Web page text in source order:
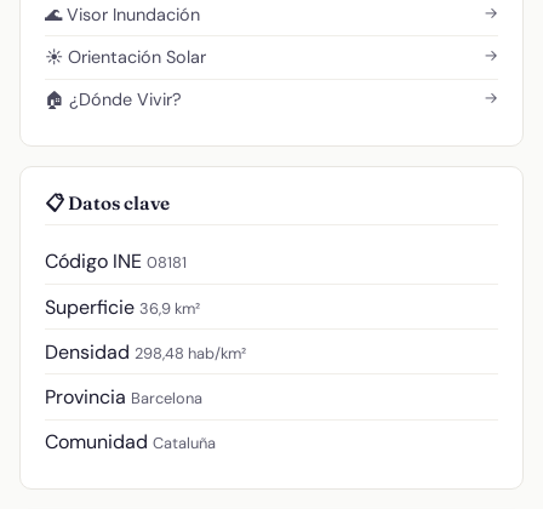
🌊 Visor Inundación →
☀️ Orientación Solar →
🏠 ¿Dónde Vivir? →
📋 Datos clave
Código INE 08181
Superficie 36,9 km²
Densidad 298,48 hab/km²
Provincia Barcelona
Comunidad Cataluña